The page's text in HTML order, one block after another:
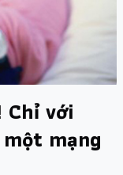
Chỉ với
mạng